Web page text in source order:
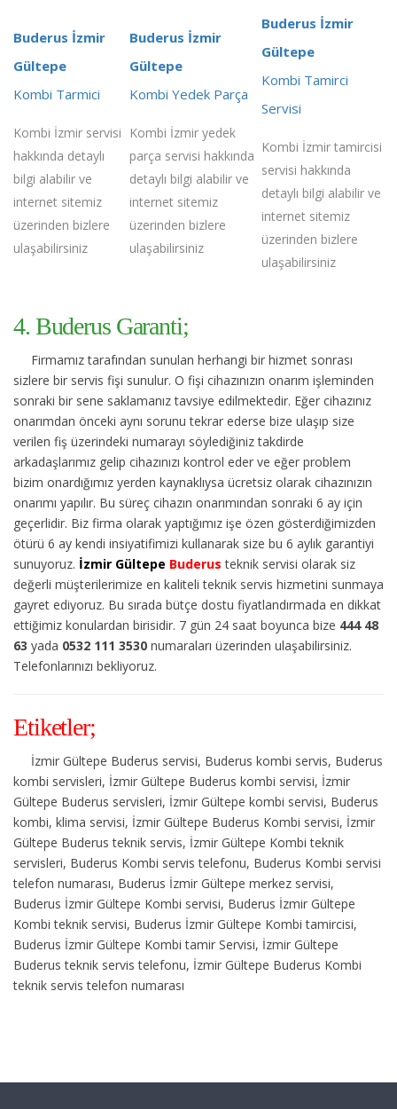
Buderus İzmir
Gültepe
Kombi Tarmici
Kombi İzmir servisi
hakkında detaylı
bilgi alabilir ve
internet sitemiz
üzerinden bizlere
ulaşabilirsiniz
Buderus İzmir
Gültepe
Kombi Yedek Parça
Kombi İzmir yedek
parça servisi hakkında
detaylı bilgi alabilir ve
internet sitemiz
üzerinden bizlere
ulaşabilirsiniz
Buderus İzmir
Gültepe
Kombi Tamirci
Servisi
Kombi İzmir tamircisi
servisi hakkında
detaylı bilgi alabilir ve
internet sitemiz
üzerinden bizlere
ulaşabilirsiniz
4. Buderus Garanti;
Firmamız tarafından sunulan herhangi bir hizmet sonrası
sizlere bir servis fişi sunulur. O fişi cihazınızın onarım işleminden
sonraki bir sene saklamanız tavsiye edilmektedir. Eğer cihazınız
onarımdan önceki aynı sorunu tekrar ederse bize ulaşıp size
verilen fiş üzerindeki numarayı söylediğiniz takdirde
arkadaşlarımız gelip cihazınızı kontrol eder ve eğer problem
bizim onardığımız yerden kaynaklıysa ücretsiz olarak cihazınızın
onarımı yapılır. Bu süreç cihazın onarımından sonraki 6 ay için
geçerlidir. Biz firma olarak yaptığımız işe özen gösterdiğimizden
ötürü 6 ay kendi insiyatifimizi kullanarak size bu 6 aylık garantiyi
sunuyoruz. İzmir Gültepe Buderus teknik servisi olarak siz
değerli müşterilerimize en kaliteli teknik servis hizmetini sunmaya
gayret ediyoruz. Bu sırada bütçe dostu fiyatlandırmada en dikkat
ettiğimiz konulardan birisidir. 7 gün 24 saat boyunca bize 444 48
63 yada 0532 111 3530 numaraları üzerinden ulaşabilirsiniz.
Telefonlarınızı bekliyoruz.
Etiketler;
İzmir Gültepe Buderus servisi, Buderus kombi servis, Buderus
kombi servisleri, İzmir Gültepe Buderus kombi servisi, İzmir
Gültepe Buderus servisleri, İzmir Gültepe kombi servisi, Buderus
kombi, klima servisi, İzmir Gültepe Buderus Kombi servisi, İzmir
Gültepe Buderus teknik servis, İzmir Gültepe Kombi teknik
servisleri, Buderus Kombi servis telefonu, Buderus Kombi servisi
telefon numarası, Buderus İzmir Gültepe merkez servisi,
Buderus İzmir Gültepe Kombi servisi, Buderus İzmir Gültepe
Kombi teknik servisi, Buderus İzmir Gültepe Kombi tamircisi,
Buderus İzmir Gültepe Kombi tamir Servisi, İzmir Gültepe
Buderus teknik servis telefonu, İzmir Gültepe Buderus Kombi
teknik servis telefon numarası